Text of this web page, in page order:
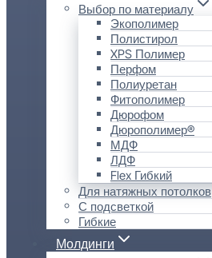
Выбор по материалу
Экополимер
Полистирол
XPS Полимер
Перфом
Полиуретан
Фитополимер
Дюрофом
Дюрополимер®
МДФ
ЛДФ
Flex Гибкий
Для натяжных потолков
С подсветкой
Гибкие
Молдинги